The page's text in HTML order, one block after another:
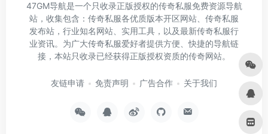
47GM导航是一个只收录正版授权的传奇私服免费资源导航
站，收集包含：传奇私服各优质版本开区网站、传奇私服
发布站，行业知名网站、实用工具，以及最新传奇私服行
业资讯。为广大传奇私服爱好者提供方便、快捷的导航链
接，本站只收录已经获得正版授权资质的传奇网站。
友链申请 免责声明 广告合作 关于我们